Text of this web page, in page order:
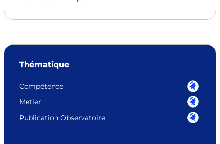
Thématique
Compétence
Métier
Publication Observatoire